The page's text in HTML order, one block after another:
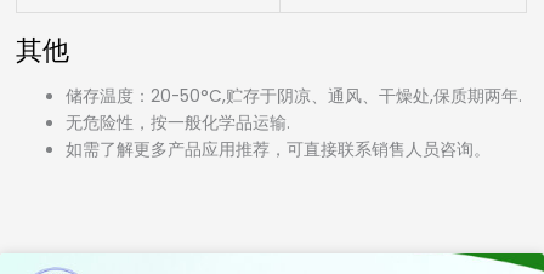
其他
储存温度：20-50°C,贮存于阴凉、通风、干燥处,保质期两年.
无危险性，按一般化学品运输.
如需了解更多产品应用推荐，可直接联系销售人员咨询。